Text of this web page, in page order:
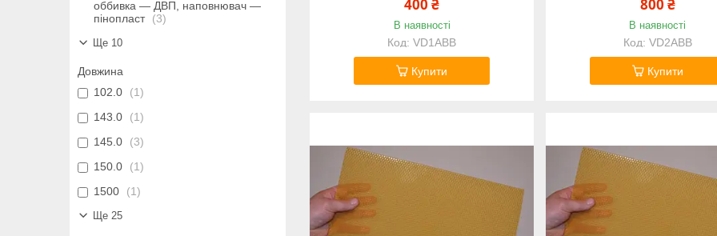
400 ₴
В наявності
VD1ABB
Купити
800 ₴
В наявності
VD2ABB
Купити
оббивка — ДВП, наповнювач —
пінопласт
3
Ще 10
Довжина
102.0
1
143.0
1
145.0
3
150.0
1
1500
1
Ще 25